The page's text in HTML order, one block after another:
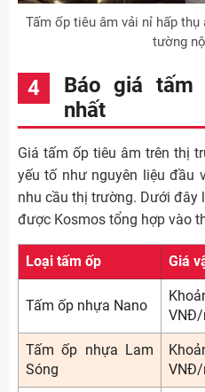
Tấm ốp tiêu âm vải nỉ hấp
tường
Báo giá
nhất
Giá tấm ốp tiêu âm trên thị
yếu tố như nguyên liệu đầu
nhu cầu thị trường. Dưới đây
được Kosmos tổng hợp vào
Loại tấm ốp Giá
Tấm ốp nhựa Nano
VNĐ/
Tấm ốp nhựa Lam
Sóng
VNĐ/